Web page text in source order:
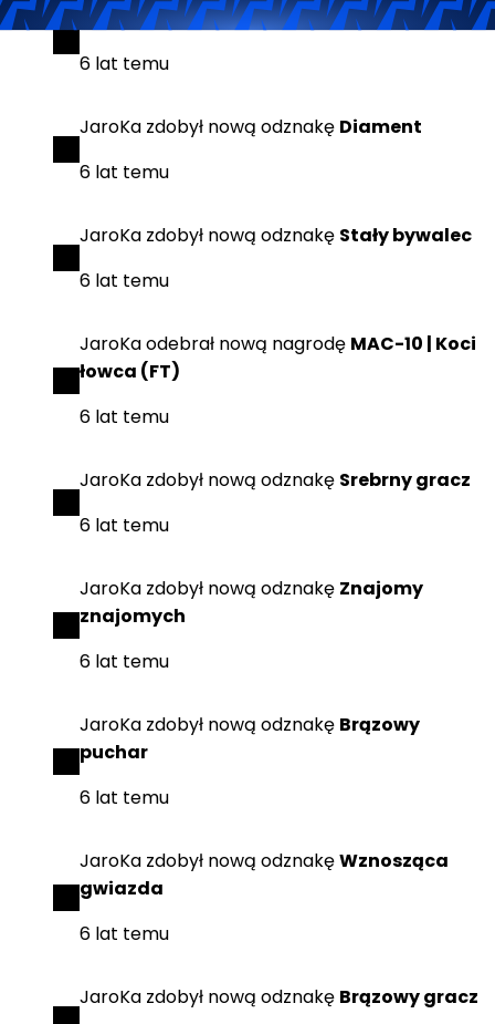
JaroKazdobyłnową odznakęSrebrny puchar
6 lat temu
JaroKa zdobył nową odznakę Diament
6 lat temu
JaroKa zdobył nową odznakę Stały bywalec
6 lat temu
JaroKaodebrał nową nagrodę MAC-10 | Koci
łowca (FT)
6 lat temu
JaroKa zdobył nową odznakę Srebrny gracz
6 lat temu
JaroKa zdobył nową odznakę Znajomy
znajomych
6 lat temu
JaroKa zdobył nową odznakę Brązowy
puchar
6 lat temu
JaroKa zdobył nową odznakęWznosząca
gwiazda
6 lat temu
JaroKa zdobył nową odznakę Brązowy gracz